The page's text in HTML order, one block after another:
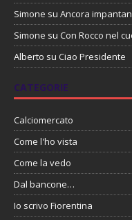
Simone su Ancora
Simone su Con Rocco nel
Alberto su Ciao Presidente
CATEGORIE
Calciomercato
Come l'ho vista
Come la vedo
Dal bancone…
Io scrivo Fiorentina